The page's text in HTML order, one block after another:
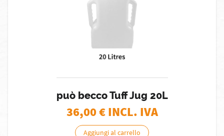
può becco Tuff Jug 20L
36,00€ INCL. IVA
Aggiungi al carrello